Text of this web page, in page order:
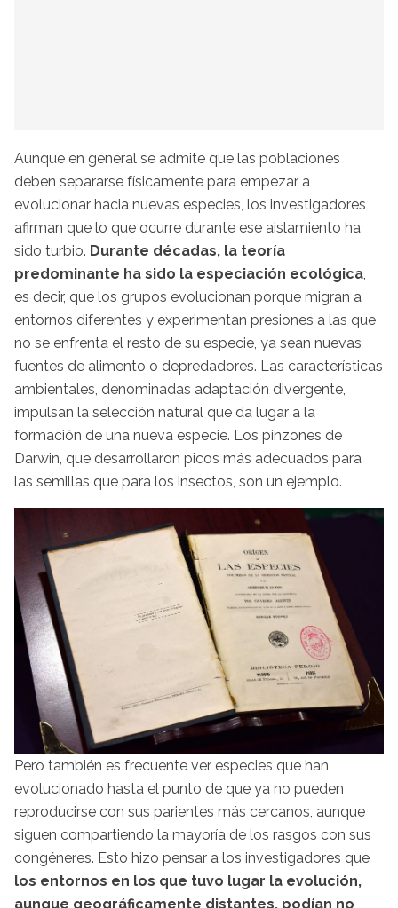
Aunque en general se admite que las poblaciones
deben separarse físicamente para empezar a
evolucionar hacia nuevas especies, los investigadores
afirman que lo que ocurre durante ese aislamiento ha
sido turbio. Durante décadas, la teoría
predominante ha sido la especiación ecológica,
es decir, que los grupos evolucionan porque migran a
entornos diferentes y experimentan presiones a las que
no se enfrenta el resto de su especie, ya sean nuevas
fuentes de alimento o depredadores. Las características
ambientales, denominadas adaptación divergente,
impulsan la selección natural que da lugar a la
formación de una nueva especie. Los pinzones de
Darwin, que desarrollaron picos más adecuados para
las semillas que para los insectos, son un ejemplo.
Pero también es frecuente ver especies que han
evolucionado hasta el punto de que ya no pueden
reproducirse con sus parientes más cercanos, aunque
siguen compartiendo la mayoría de los rasgos con sus
congéneres. Esto hizo pensar a los investigadores que
los entornos en los que tuvo lugar la evolución,
aunque geográficamente distantes, podían no